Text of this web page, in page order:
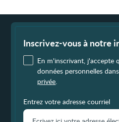
Inscrivez-vous à notre
En m'inscrivant, j'accepte
données personnelles
privée
Entrez votre adresse courriel